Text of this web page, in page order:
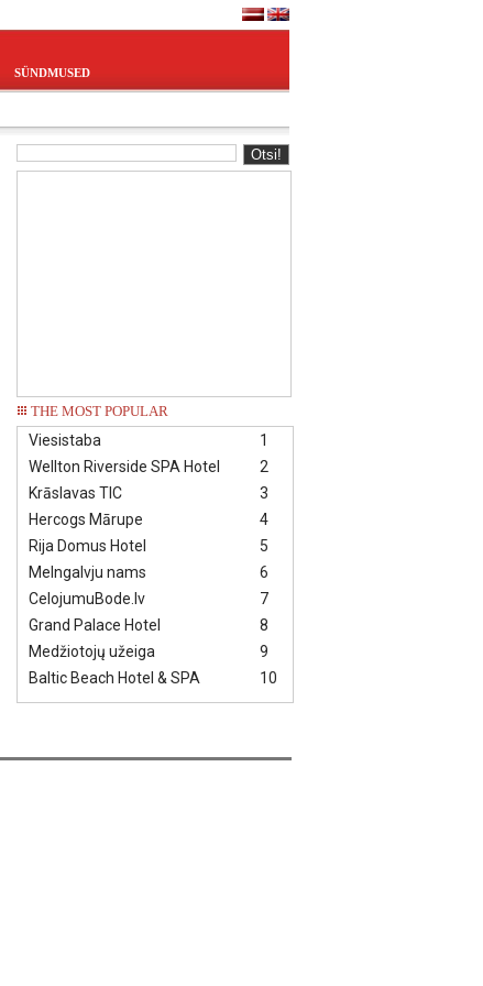
SÜNDMUSED
THE MOST POPULAR
1
Viesistaba
2
Wellton Riverside SPA Hotel
3
Krāslavas TIC
4
Hercogs Mārupe
5
Rija Domus Hotel
6
Melngalvju nams
7
CelojumuBode.lv
8
Grand Palace Hotel
9
Medžiotojų užeiga
10
Baltic Beach Hotel & SPA